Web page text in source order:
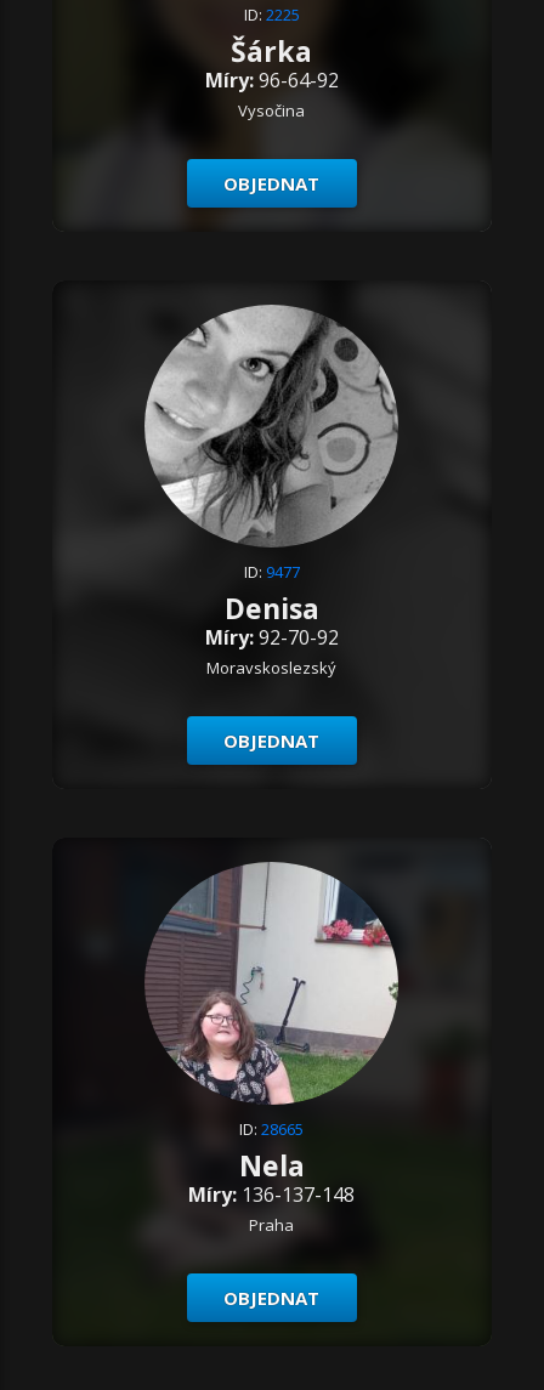
ID: 2225
Šárka
Míry:96-64-92
Vysočina
OBJEDNAT
ID: 9477
Denisa
Míry:92-70-92
Moravskoslezský
OBJEDNAT
ID:28665
Nela
Míry: 136-137-148
Praha
OBJEDNAT